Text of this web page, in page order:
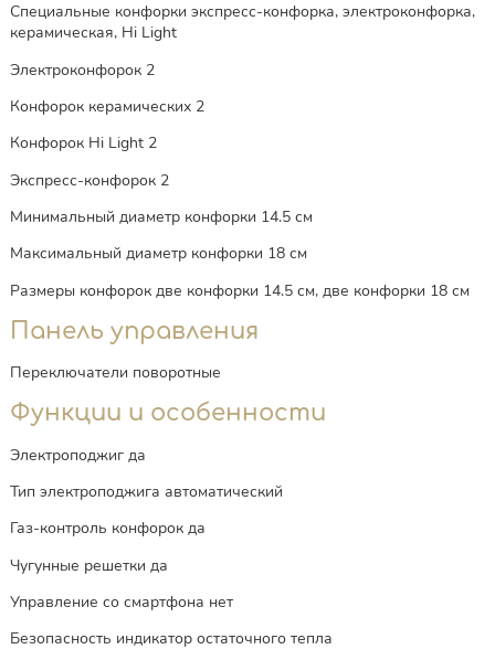
Специальные конфорки экспресс-конфорка, электроконфорка,
керамическая, Hi Light
Электроконфорок 2
Конфорок керамических 2
Конфорок Hi Light 2
Экспресс-конфорок 2
Минимальный диаметр конфорки 14.5 см
Максимальный диаметр конфорки 18 см
Размеры конфорок две конфорки 14.5 см, две конфорки 18 см
Панель управления
Переключатели поворотные
Функции и особенности
Электроподжиг да
Тип электроподжига автоматический
Газ-контроль конфорок да
Чугунные решетки да
Управление со смартфона нет
Безопасность индикатор остаточного тепла